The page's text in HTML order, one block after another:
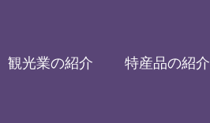
観光業の紹介 特産品の紹介